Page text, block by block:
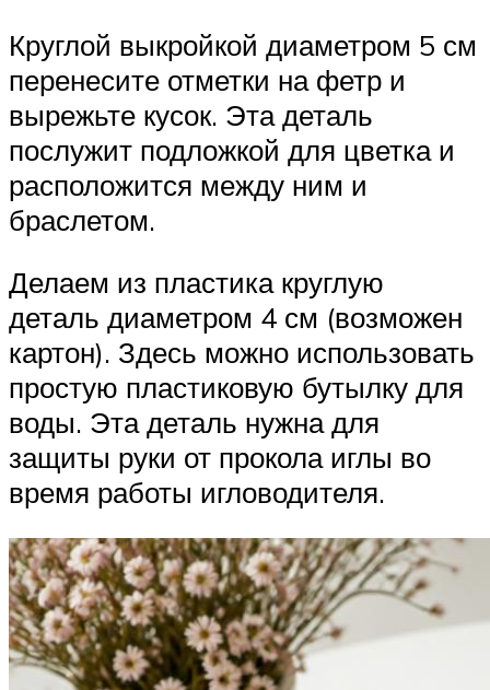
Круглой выкройкой диаметром 5 см
перенесите отметки на фетр и
вырежьте кусок. Эта деталь
послужит подложкой для цветка и
расположится между ним и
браслетом.
Делаем из пластика круглую
деталь диаметром 4 см (возможен
картон). Здесь можно использовать
простую пластиковую бутылку для
воды. Эта деталь нужна для
защиты руки от прокола иглы во
время работы игловодителя.